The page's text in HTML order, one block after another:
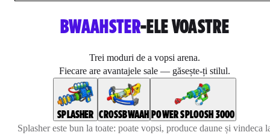
BWAAHSTER-ELE VOASTRE
Trei moduri de a vopsi arena.
Fiecare are avantajele sale — găsește-ți stilul.
SPLASHER CROSSBWAAH POWER SPLOOSH 3000
Splasher este bun la toate: poate vopsi, produce daune și vindeca